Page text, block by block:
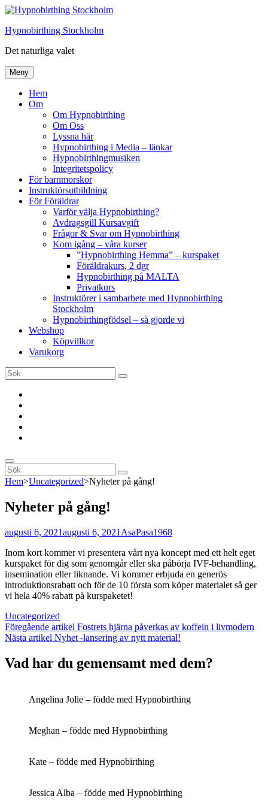
Hoppa
innehåll
Hypnobirthing Stockholm
Det naturliga valet
Meny
Hem
Om
Om Hypnobirthing
Om Oss
Lyssna här
Hypnobirthing i Media – länkar
Hypnobirthingmusiken
Integritetspolicy
För barnmorskor
Instruktörsutbildning
För Föräldrar
Varför välja Hypnobirthing?
Avdragsgill Kursavgift
Frågor & Svar om Hypnobirthing
Kom igång – våra kurser
”Hypnobirthing Hemma” – kurspaket
Föräldrakurs, 2 dgr
Hypnobirthing på MALTA
Privatkurs
Instruktörer i sambarbete med Hypnobirthing
Stockholm
Hypnobirthingfödsel – så gjorde vi
Webshop
Köpvillkor
Varukorg
Sök
efter:
Sök
Sök
Sök
efter:
Sök
Hem>Uncategorized>Nyheter på gång!
Nyheter på gång!
Publicerat
augusti 6, 2021augusti 6, 2021 Av
Byline
AsaPasa1968
Inom kort kommer vi presentera vårt nya koncept med ett helt eget
kurspaket för dig som genomgår eller ska påbörja IVF-behandling,
insemination eller liknande. Vi kommer erbjuda en generös
introduktionsrabatt och för de 10 första som köper materialet så ger
vi hela 40% rabatt på kurspaketet!
Kategorier
Uncategorized
Inläggsnavigering
Föregående
inlägg
Föregående artikel Fostrets hjärna påverkas av koffein i livmodern
Nästa
Nästa artikel Nyhet -lansering av nytt material!
Vad har du gemensamt med dem?
Angelina Jolie – födde med Hypnobirthing
Meghan – födde med Hypnobirthing
Kate – födde med Hypnobirthing
Jessica Alba – födde med Hypnobirthing